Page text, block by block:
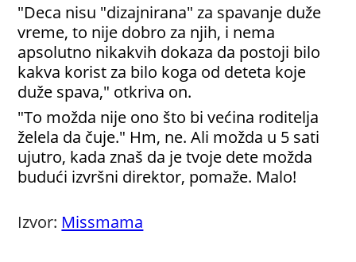
"Deca nisu "dizajnirana" za spavanje duže
vreme, to nije dobro za njih, i nema
apsolutno nikakvih dokaza da postoji bilo
kakva korist za bilo koga od deteta koje
duže spava," otkriva on.
"To možda nije ono što bi većina roditelja
želela da čuje." Hm, ne. Ali možda u 5 sati
ujutro, kada znaš da je tvoje dete možda
budući izvršni direktor, pomaže. Malo!
Izvor: Missmama